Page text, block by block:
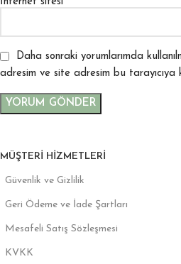
Daha sonraki yorumlarımda
adresim ve site adresim bu tarayıcıya
MÜŞTERI HIZMETLERI
Güvenlik ve Gizlilik
Geri Ödeme ve İade Şartları
Mesafeli Satış Sözleşmesi
KVKK